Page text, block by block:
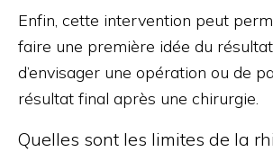
Enfin, cette intervention peut
faire une première idée du
d’envisager une opération ou de
résultat final après une chirurgie.
Quelles sont les limites de la